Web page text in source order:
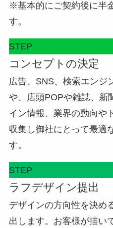
※基本的にご契約後に半
す。
STEP
コンセプトの決定
広告、SNS、検索エンジ
や、店頭POPや雑誌、新
イン情報、業界の動向や
収集し御社にとって最適
す。
STEP
ラフデザイン提出
デザインの方向性を決め
出します。お客様が描い